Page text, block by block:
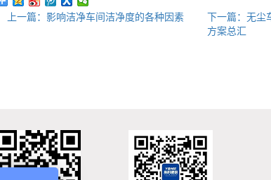
上一篇：影响洁净车间洁净度的各种因素
下一篇：无
方案总汇